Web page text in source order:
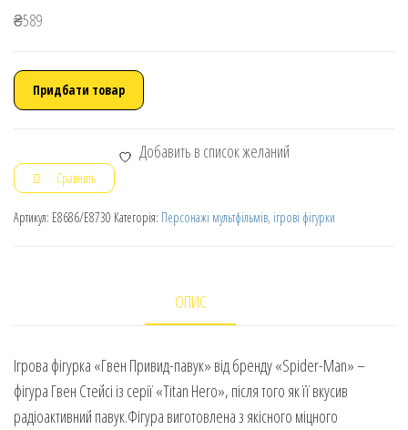
₴589
Придбати товар
Добавить в список желаний
Сравнить
Артикул: E8686/E8730 Категорія: Персонажі мультфільмів, ігрові фігурки
ОПИС
Ігрова фігурка «Гвен Привид-павук» від бренду «Spider-Man» –
фігура Гвен Стейсі із серії «Titan Hero», після того як її вкусив
радіоактивний павук.Фігура виготовлена з якісного міцного